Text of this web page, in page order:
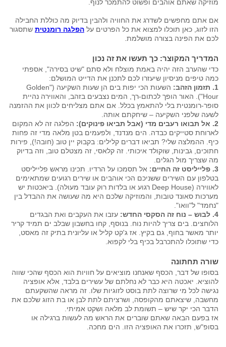
מוזיקה שאתם אוהבים ופשוט להתמכר לנוף.
אם אתם מחפשים לשדרג את החוויה ולהבין בדיוק מה כוללת החבילה
הזו לזוג, כאן תוכלו למצוא את כל הפרטים על הפלגה רומנטית שתסגור
לכם את הפינה בצורה מושלמת.
המדריך המקוצר: כך תעשו את זה נכון
כדי שהערב הזה יהיה באמת מוצלח ולא סתם "שיט בסירה", אספתי
כמה טיפים מניסיון שיעזרו לכם לתכנן את הדייט המושלם:
1. תזמון הזהב:
השעות הכי יפות בים הן שעות השקיעה ("Golden
Hour"). האור הופך לכתום-רך, המים נצבעים בזהב, והאווירה נהיית
סופר-רומנטית בלי להתאמץ בכלל. אם אתם מצליחים לכוון את ההזמנה
לשעה שלפני השקיעה – שיחקתם אותה.
2. אל תבואו רעבים מדי (אבל תביאו פינוקים):
הפלגה זה לא המקום
לארוחת סטייקים כבדה. הים מנדנד, ולפעמים בטן מלאה מדי זה פחות
כיף. ההמלצה שלי? תביאו דברים קלילים: בקבוק יין טוב (חובה!), פירות
חתוכים, גבינות, שוקולד איכותי. זה קלאסי, זה מצטלם טוב, וזה בדיוק
מה שצריך מול הגלים.
3. פלייליסט זה החיים:
אל תסמכו על הרדיו. תכינו מראש פלייליסט
בטלפון עם השירים ששניכם הכי אוהבים או שירים רגועים שמתאימים
לאווירה (Deep House רגוע או בלדות רוק עובד מעולה). ביאכטות יש
מערכות סאונד טובות, והמוזיקה שלכם היא מה שעושה את ההבדל בין
"נחמד" ל"וואו".
4. לבוש – נוח זה הסקסי החדש:
עזבו את העקבים ואת הבגדים
הלוחצים. בים צריך להיות נוח. בנוסף, קחו בחשבון שבלב ים תמיד קריר
יותר מאשר בחוף, גם בקיץ. אז ג'קט קליל או עליונית בתיק זה מאסט,
כדי שתוכלו להתכרבל בכיף בלי לקפוא.
שורה תחתונה
בסופו של דבר, הכסף שאנחנו מוציאים על חוויות הוא הכסף שהכי שווה
להוציא. יאכטה היא כבר לא נחלתם של עשירים בלבד, אלא אופציה
נגישה לכל מי שרוצה לתת בוסט לזוגיות שלו. זה מראה שהשקעתם
מחשבה, שיצאתם מהקופסה, ושרציתם לתת לבן או בת הזוג שלכם את
הדבר הכי יקר שיש – תשומת לב מלאה ושקט אמיתי.
אז בפעם הבאה שאתם שוברים את הראש מה לעשות ברגילה או
בסופ"ש, תזכרו את האופציה הזו. הים מחכה.